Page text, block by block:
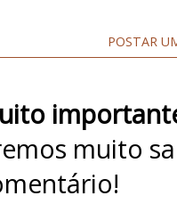
POSTAR
muito